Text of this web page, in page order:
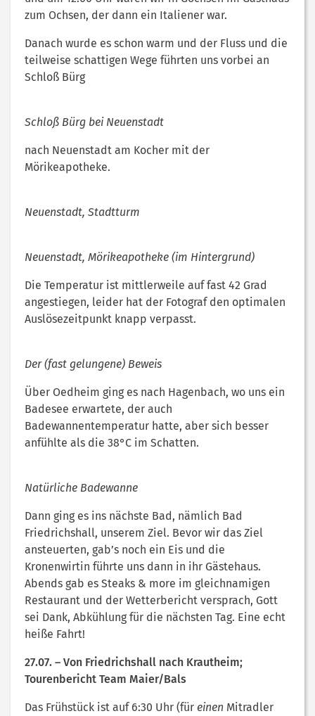
zum Ochsen, der dann ein Italiener war.
Danach wurde es schon warm und der Fluss und die
teilweise schattigen Wege führten uns vorbei an
Schloß Bürg
Schloß Bürg bei Neuenstadt
nach Neuenstadt am Kocher mit der
Mörikeapotheke.
Neuenstadt, Stadtturm
Neuenstadt, Mörikeapotheke (im Hintergrund)
Die Temperatur ist mittlerweile auf fast 42 Grad
angestiegen, leider hat der Fotograf den optimalen
Auslösezeitpunkt knapp verpasst.
Der (fast gelungene) Beweis
Über Oedheim ging es nach Hagenbach, wo uns ein
Badesee erwartete, der auch
Badewannentemperatur hatte, aber sich besser
anfühlte als die 38°C im Schatten.
Natürliche Badewanne
Dann ging es ins nächste Bad, nämlich Bad
Friedrichshall, unserem Ziel. Bevor wir das Ziel
ansteuerten, gab’s noch ein Eis und die
Kronenwirtin führte uns dann in ihr Gästehaus.
Abends gab es Steaks & more im gleichnamigen
Restaurant und der Wetterbericht versprach, Gott
sei Dank, Abkühlung für die nächsten Tag. Eine echt
heiße Fahrt!
27.07. – Von Friedrichshall nach Krautheim;
Tourenbericht Team Maier/Bals
Das Frühstück ist auf 6:30 Uhr (für einen Mitradler